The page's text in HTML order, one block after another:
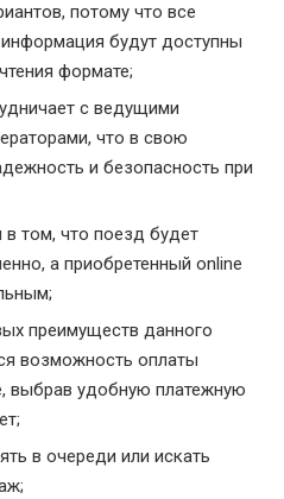
потому что все
будут доступны
формате;
с ведущими
что в свою
и безопасность при
том, что поезд будет
а приобретенный online
преимуществ данного
возможность оплаты
выбрав удобную платежную
в очереди или искать